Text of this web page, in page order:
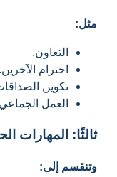
مثل:
التعاون.
احترام الآخرين.
تكوين
العمل
ثالثًا: المهارات
وتنقسم إلى: